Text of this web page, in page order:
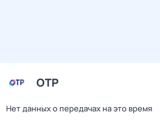
ОТР
Нет данных о передачах на это время